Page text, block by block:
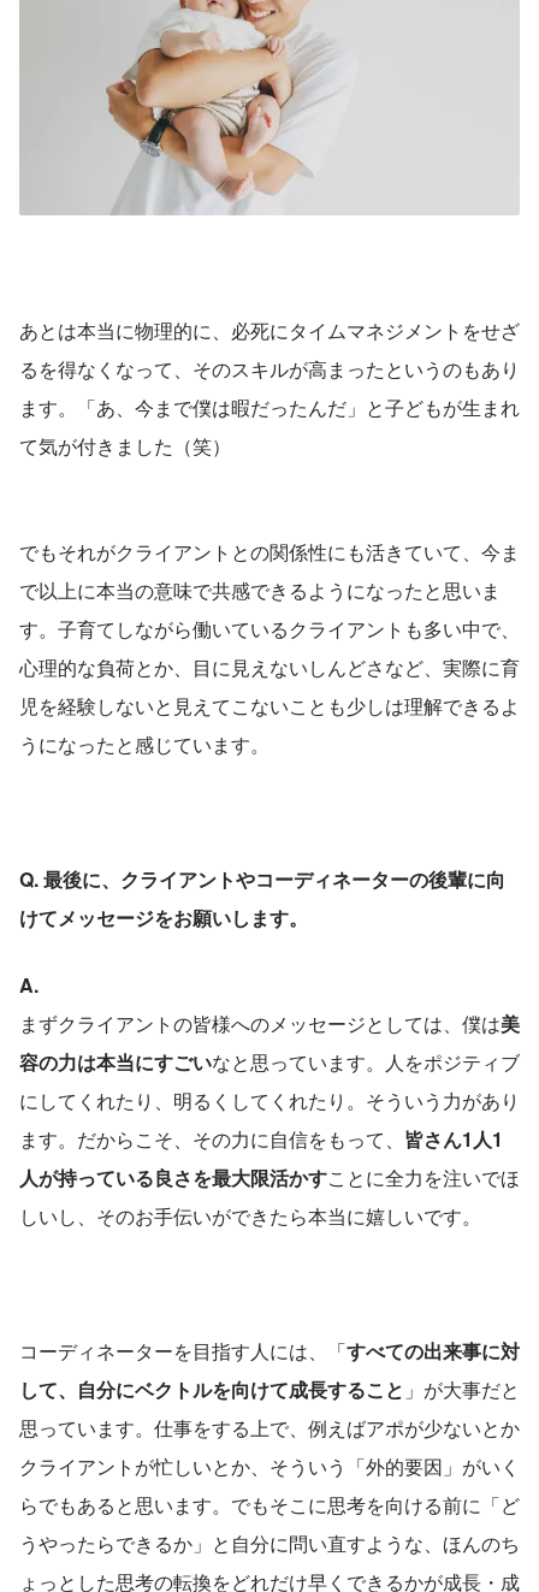
あとは本当に物理的に、必死にタイムマネジメントをせざ
るを得なくなって、そのスキルが高まったというのもあり
ます。「あ、今まで僕は暇だったんだ」と子どもが生まれ
て気が付きました（笑）
でもそれがクライアントとの関係性にも活きていて、今ま
で以上に本当の意味で共感できるようになったと思いま
す。子育てしながら働いているクライアントも多い中で、
心理的な負荷とか、目に見えないしんどさなど、実際に育
児を経験しないと見えてこないことも少しは理解できるよ
うになったと感じています。
Q. 最後に、クライアントやコーディネーターの後輩に向
けてメッセージをお願いします。
A.
まずクライアントの皆様へのメッセージとしては、僕は美
容の力は本当にすごいなと思っています。人をポジティブ
にしてくれたり、明るくしてくれたり。そういう力があり
ます。だからこそ、その力に自信をもって、 皆さん1人1
人が持っている良さを最大限活かすことに全力を注いでほ
しいし、そのお手伝いができたら本当に嬉しいです。
コーディネーターを目指す人には、「すべての出来事に対
して、自分にベクトルを向けて成長すること 」が大事だと
思っています。仕事をする上で、例えばアポが少ないとか
クライアントが忙しいとか、そういう「外的要因」がいく
らでもあると思います。でもそこに思考を向ける前に「ど
うやったらできるか」と自分に問い直すような、ほんのち
ょっとした思考の転換をどれだけ早くできるかが成長・成